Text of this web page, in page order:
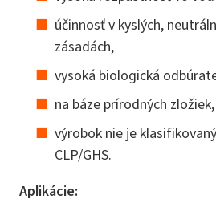
účinnosť v kyslých,
zásadách,
vysoká biologická
na báze prírodných zložiek,
výrobok nie je
CLP/GHS.
Aplikácie: